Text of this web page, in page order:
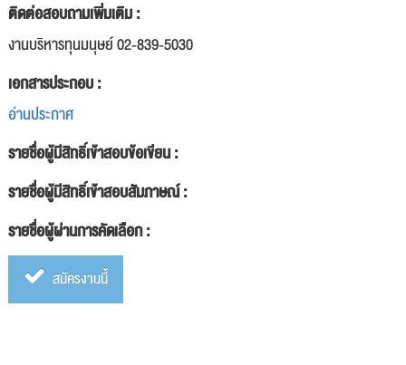
ติดต่อสอบถามเพิ่มเติม :
งานบริหารทุนมนุษย์ 02-839-5030
เอกสารประกอบ :
อ่านประกาศ
รายชื่อผู้มีสิทธิ์เข้าสอบข้อเขียน :
รายชื่อผู้มีสิทธิ์เข้าสอบสัมภาษณ์ :
รายชื่อผู้ผ่านการคัดเลือก :
สมัครงานนี้